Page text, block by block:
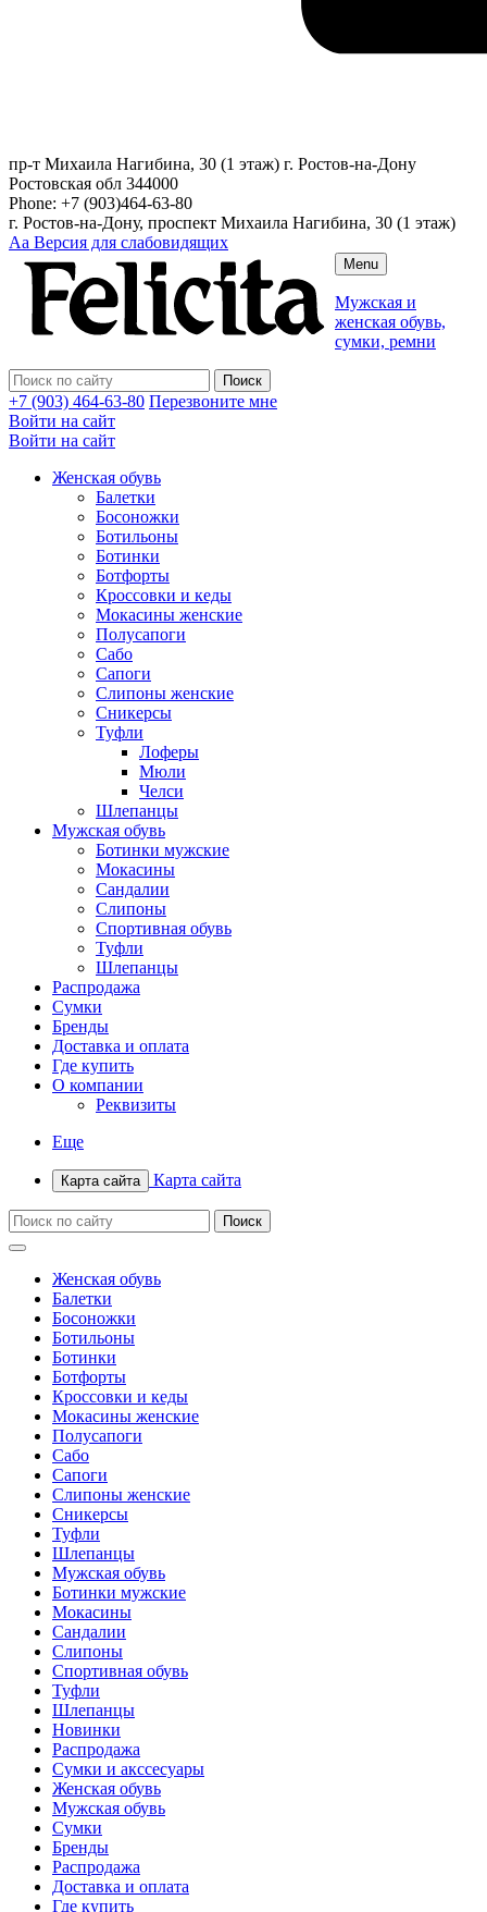
пр-т Михаила Нагибина, 30 (1 этаж) г. Ростов-на-Дону
Ростовская обл 344000
Phone: +7 (903)464-63-80
г. Ростов-на-Дону, проспект Михаила Нагибина, 30 (1 этаж)
Аа Версия для слабовидящих
Menu
Мужская и
женская обувь,
сумки, ремни
+7 (903) 464-63-80 Перезвоните мне
Войти на сайт
Войти на сайт
Женская обувь
Балетки
Босоножки
Ботильоны
Ботинки
Ботфорты
Кроссовки и кеды
Мокасины женские
Полусапоги
Сабо
Сапоги
Слипоны женские
Сникерсы
Туфли
Лоферы
Мюли
Челси
Шлепанцы
Мужская обувь
Ботинки мужские
Мокасины
Сандалии
Слипоны
Спортивная обувь
Туфли
Шлепанцы
Распродажа
Сумки
Бренды
Доставка и оплата
Где купить
О компании
Реквизиты
Еще
Карта сайта Карта сайта
Женская обувь
Балетки
Босоножки
Ботильоны
Ботинки
Ботфорты
Кроссовки и кеды
Мокасины женские
Полусапоги
Сабо
Сапоги
Слипоны женские
Сникерсы
Туфли
Шлепанцы
Мужская обувь
Ботинки мужские
Мокасины
Сандалии
Слипоны
Спортивная обувь
Туфли
Шлепанцы
Новинки
Распродажа
Сумки и акссесуары
Женская обувь
Мужская обувь
Сумки
Бренды
Распродажа
Доставка и оплата
Где купить